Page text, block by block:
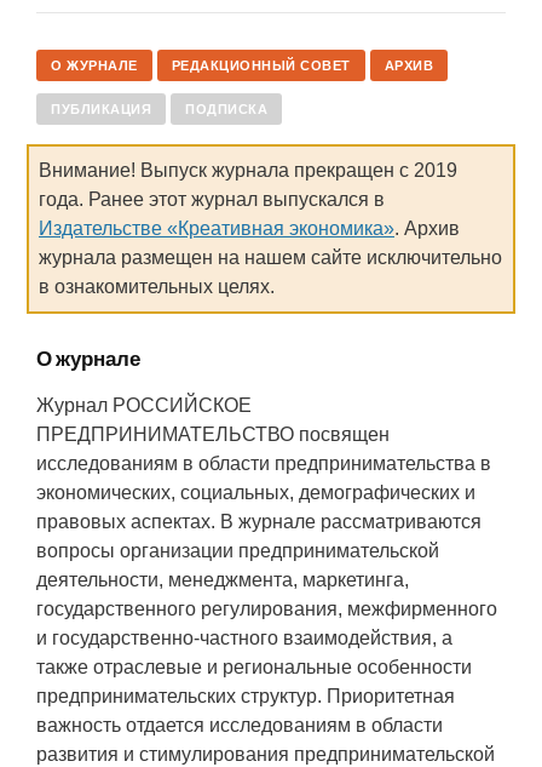
О ЖУРНАЛЕ РЕДАКЦИОННЫЙ СОВЕТ АРХИВ
ПУБЛИКАЦИЯ ПОДПИСКА
Внимание! Выпуск журнала прекращен с 2019
года. Ранее этот журнал выпускался в
Издательстве «Креативная экономика». Архив
журнала размещен на нашем сайте исключительно
в ознакомительных целях.
О журнале
Журнал РОССИЙСКОЕ
ПРЕДПРИНИМАТЕЛЬСТВО посвящен
исследованиям в области предпринимательства в
экономических, социальных, демографических и
правовых аспектах. В журнале рассматриваются
вопросы организации предпринимательской
деятельности, менеджмента, маркетинга,
государственного регулирования, межфирменного
и государственно-частного взаимодействия, а
также отраслевые и региональные особенности
предпринимательских структур. Приоритетная
важность отдается исследованиям в области
развития и стимулирования предпринимательской